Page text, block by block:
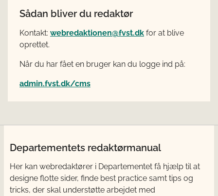
Sådan bliver du redaktør
Kontakt: webredaktionen@fvst.dk for at blive
oprettet.
Når du har fået en bruger kan du logge ind på:
admin.fvst.dk/cms
Departementets redaktørmanual
Her kan webredaktører i Departementet få hjælp til at
designe flotte sider, finde best practice samt tips og
tricks, der skal understøtte arbejdet med